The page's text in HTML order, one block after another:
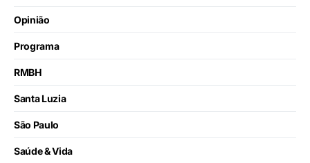
Opinião
Programa
RMBH
Santa Luzia
São Paulo
Saúde & Vida